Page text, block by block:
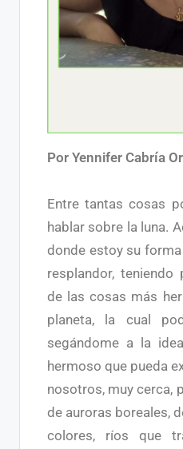
Por Yennifer Cabría
Entre tantas cosas
hablar sobre la luna.
donde estoy su
resplandor, teniendo
de las cosas más
planeta, la cual
segándome a la
hermoso que pueda
nosotros, muy cerca,
de auroras boreales,
colores, ríos que